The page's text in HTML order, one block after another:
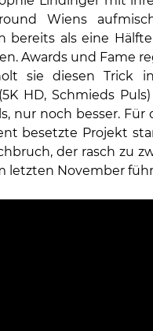
Wiens
bereits als eine
Awards und Fame
sie diesen Trick
HD, Schmieds
nur noch besser.
besetzte Projekt
der rasch zu
letzten November